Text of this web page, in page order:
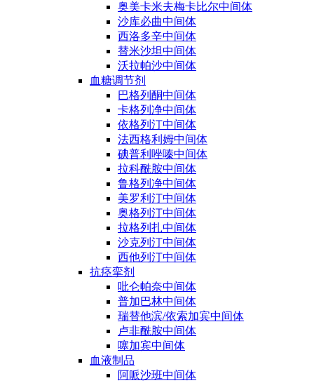
奥美卡米夫梅卡比尔中间体
沙库必曲中间体
西洛多辛中间体
替米沙坦中间体
沃拉帕沙中间体
血糖调节剂
巴格列酮中间体
卡格列净中间体
依格列汀中间体
法西格利姆中间体
碘普利唑嗪中间体
拉科酰胺中间体
鲁格列净中间体
美罗利汀中间体
奥格列汀中间体
拉格列扎中间体
沙克列汀中间体
西他列汀中间体
抗痉挛剂
吡仑帕奈中间体
普加巴林中间体
瑞替他滨/依索加宾中间体
卢非酰胺中间体
噻加宾中间体
血液制品
阿哌沙班中间体